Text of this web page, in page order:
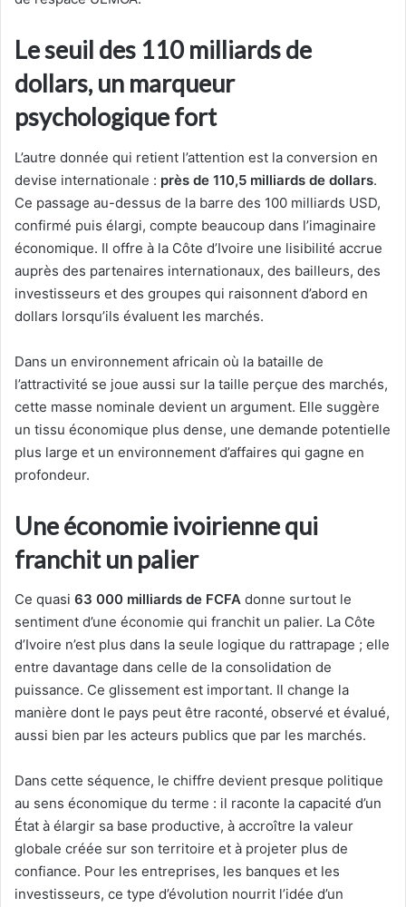
Le seuil des 110 milliards de
dollars, un marqueur
psychologique fort
L’autre donnée qui retient l’attention est la conversion en
devise internationale : près de 110,5 milliards de dollars.
Ce passage au-dessus de la barre des 100 milliards USD,
confirmé puis élargi, compte beaucoup dans l’imaginaire
économique. Il offre à la Côte d’Ivoire une lisibilité accrue
auprès des partenaires internationaux, des bailleurs, des
investisseurs et des groupes qui raisonnent d’abord en
dollars lorsqu’ils évaluent les marchés.
Dans un environnement africain où la bataille de
l’attractivité se joue aussi sur la taille perçue des marchés,
cette masse nominale devient un argument. Elle suggère
un tissu économique plus dense, une demande potentielle
plus large et un environnement d’affaires qui gagne en
profondeur.
Une économie ivoirienne qui
franchit un palier
Ce quasi 63 000 milliards de FCFA donne surtout le
sentiment d’une économie qui franchit un palier. La Côte
d’Ivoire n’est plus dans la seule logique du rattrapage ; elle
entre davantage dans celle de la consolidation de
puissance. Ce glissement est important. Il change la
manière dont le pays peut être raconté, observé et évalué,
aussi bien par les acteurs publics que par les marchés.
Dans cette séquence, le chiffre devient presque politique
au sens économique du terme : il raconte la capacité d’un
État à élargir sa base productive, à accroître la valeur
globale créée sur son territoire et à projeter plus de
confiance. Pour les entreprises, les banques et les
investisseurs, ce type d’évolution nourrit l’idée d’un